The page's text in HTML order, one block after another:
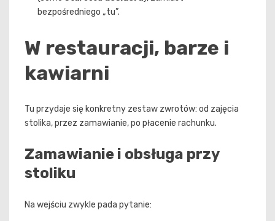
bezpośredniego „tu”.
W restauracji, barze i
kawiarni
Tu przydaje się konkretny zestaw zwrotów: od zajęcia
stolika, przez zamawianie, po płacenie rachunku.
Zamawianie i obsługa przy
stoliku
Na wejściu zwykle pada pytanie: